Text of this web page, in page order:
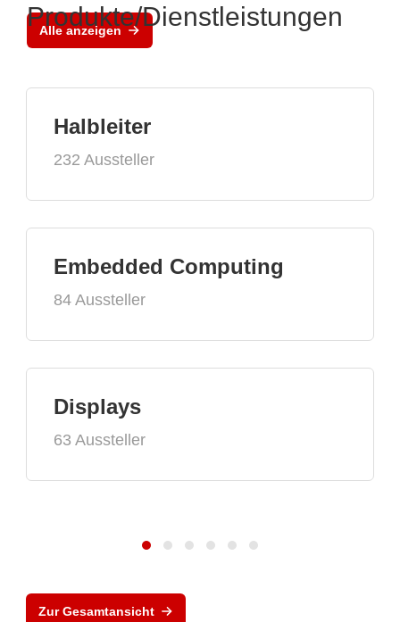
Alle anzeigen
Produkte/Dienstleistungen
Halbleiter
232 Aussteller
Embedded Computing
84 Aussteller
Displays
63 Aussteller
Zur Gesamtansicht